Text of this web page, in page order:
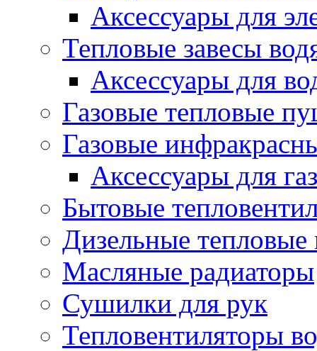
Аксессуары для
Тепловые завесы
Аксессуары для
Газовые тепловые
Газовые
Аксессуары для
Бытовые
Дизельные
Масляные радиаторы
Сушилки для рук
Тепловентиляторы